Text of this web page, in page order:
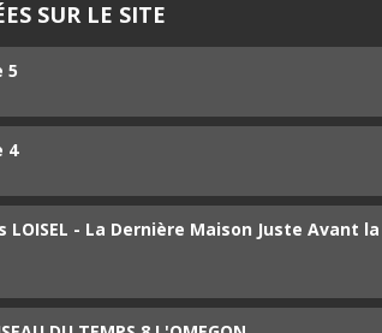
SUR LE SITE
5
4
LOISEL - La Dernière Maison Juste Avant la